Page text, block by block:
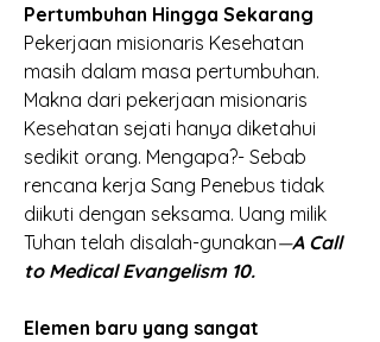
Pertumbuhan Hingga Sekarang
Pekerjaan misionaris Kesehatan
masih dalam masa pertumbuhan.
Makna dari pekerjaan misionaris
Kesehatan sejati hanya diketahui
sedikit orang. Mengapa?- Sebab
rencana kerja Sang Penebus tidak
diikuti dengan seksama. Uang milik
Tuhan telah disalah-gunakan—A Call
to Medical Evangelism 10.
Elemen baru yang sangat